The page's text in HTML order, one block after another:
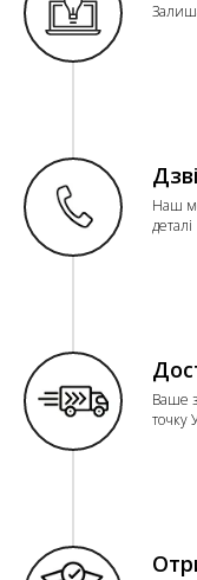
Наш
деталі
Ваше
точку